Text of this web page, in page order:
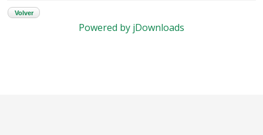
Volver
Powered by jDownloads